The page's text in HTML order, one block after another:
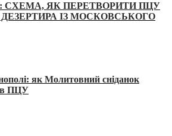
СХЕМА, ЯК ПЕРЕТВОРИТИ ПЦУ
ІЗ МОСКОВСЬКОГО
як Молитовний сніданок
в ПЦУ